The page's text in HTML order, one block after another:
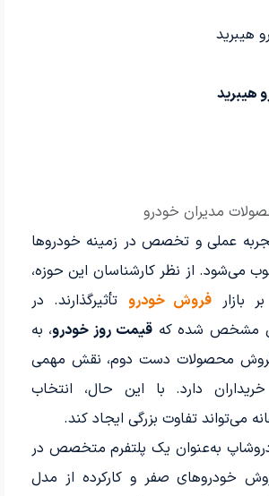
مدیران خودرو
تجربه عملی و تخصص در زمینه خودروها
می‌شود. از نظر کارشناسان این حوزه،
بازار فروش خودرو تأثیرگذارند. در
مشخص شده کهقیمت روز خودرو، به
فروش محصولات دست دوم، نقش مهمی
دارد. با این حال، انتخاب
می‌تواند تفاوت بزرگی ایجاد کند.
به‌عنوان یک پلتفرم متخصص در
خودروهای صفر و کارکرده از مدل